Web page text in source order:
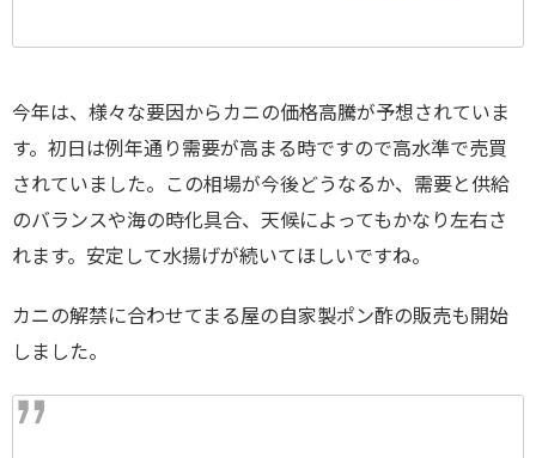
今年は、様々な要因からカニの価格高騰が予想されていま
す。初日は例年通り需要が高まる時ですので高水準で売買
されていました。この相場が今後どうなるか、需要と供給
のバランスや海の時化具合、天候によってもかなり左右さ
れます。安定して水揚げが続いてほしいですね。
カニの解禁に合わせてまる屋の自家製ポン酢の販売も開始
しました。